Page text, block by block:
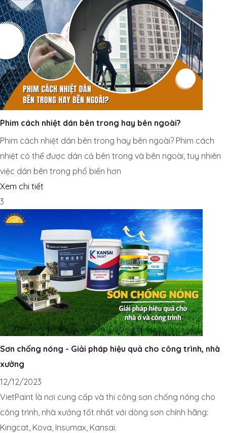
Phim cách nhiệt dán bên trong hay bên ngoài?
Phim cách nhiệt dán bên trong hay bên ngoài? Phim cách
nhiệt có thể được dán cả bên trong và bên ngoài, tuy nhiên
việc dán bên trong phổ biến hơn
Xem chi tiết
3
Sơn chống nóng - Giải pháp hiệu quả cho công trình, nhà
xưởng
12/12/2023
VietPaint là nơi cung cấp và thi công sơn chống nóng cho
công trình, nhà xưởng tốt nhất với dòng sơn chính hãng:
Kingcat, Kova, Insumax, Kansai.